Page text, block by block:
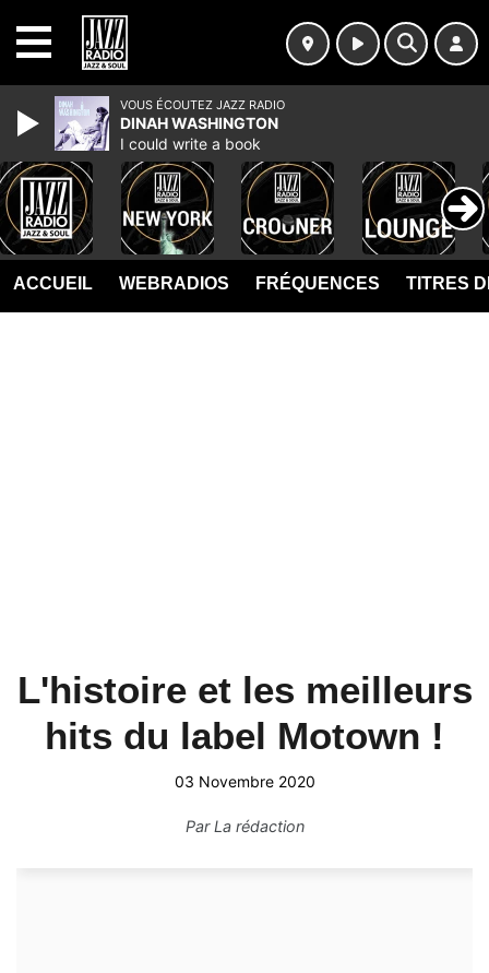
ACCUEIL WEBRADIOS FRÉQUENCES TITRES
L'histoire et les meilleurs
hits du label Motown !
03 Novembre 2020
ParLa rédaction
VOUS ÉCOUTEZ JAZZ RADIO
DINAH WASHINGTON
I could write a book